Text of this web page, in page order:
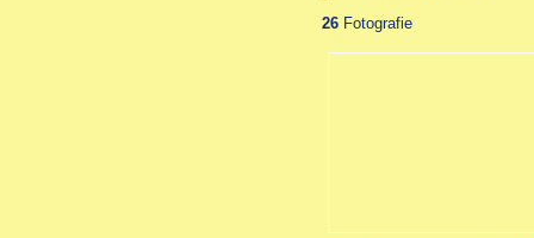
26 Fotografie